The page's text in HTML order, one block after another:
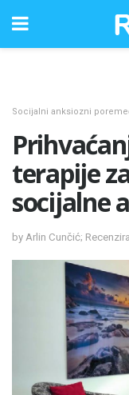
Socijalni anksiozni
terapije
socijalne
by Arlin Cunčić;